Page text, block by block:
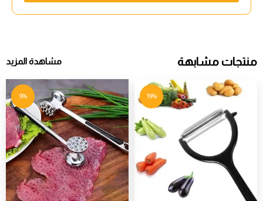
منتجات مشابهة مشاهدة المزيد
19%
9%